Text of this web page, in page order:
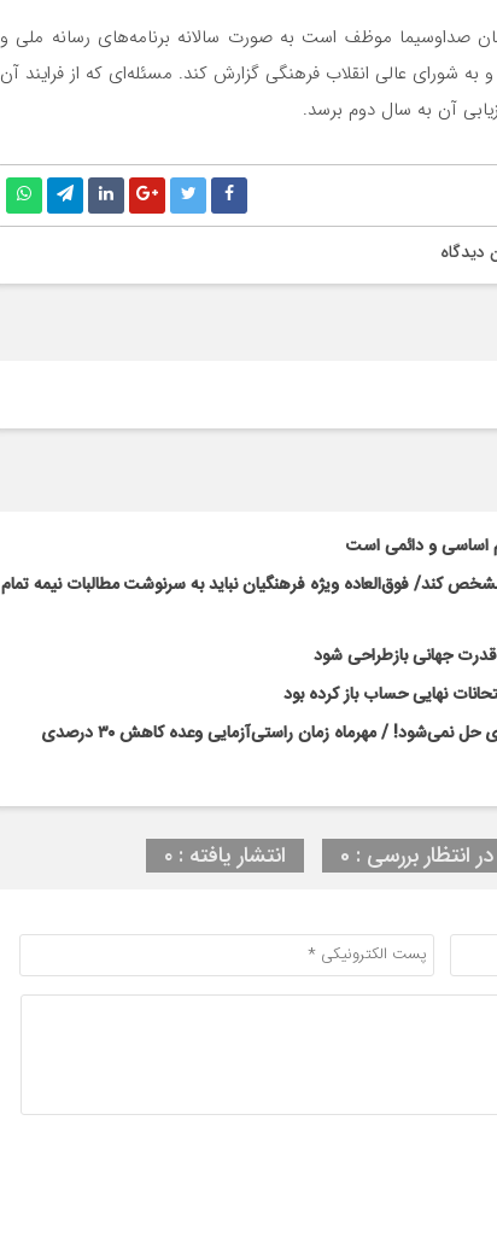
صداوسیما موظف است به صورت سالانه برنامه‌های رسانه ملی و
شورای عالی انقلاب فرهنگی گزارش کند. مسئله‌ای که از فرایند آن
آن به سال دوم برسد.
دیدگاه
اساسی و دائمی است
کند/ فوق‌العاده ویژه فرهنگیان نباید به سرنوشت مطالبات نیمه‌ تمام
قدرت جهانی بازطراحی شود
نهایی حساب باز کرده بود
بحران کلاس‌های پرتراکم با بخشنامه و وعده‌های رسانه‌ای حل نمی‌شود! / مهرماه زمان راستی‌آزمایی وعده کاهش ۳۰ درصدی
در انتظار بررسی : 0 انتشار یافته : ۰